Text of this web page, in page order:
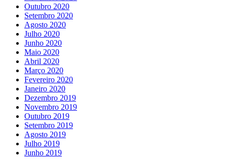
Outubro 2020
Setembro 2020
Agosto 2020
Julho 2020
Junho 2020
Maio 2020
Abril 2020
Março 2020
Fevereiro 2020
Janeiro 2020
Dezembro 2019
Novembro 2019
Outubro 2019
Setembro 2019
Agosto 2019
Julho 2019
Junho 2019